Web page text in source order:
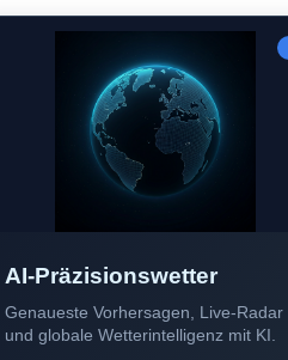
AI-Präzisionswetter
Genaueste Vorhersagen, Live-Radar
und globale Wetterintelligenz mit KI.